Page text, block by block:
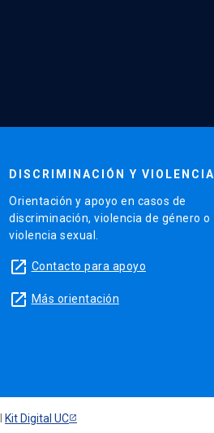
DISCRIMINACIÓN Y VIOLENCIA
Orientación y apoyo en casos de
discriminación, violencia de género o
violencia sexual.
launch Contacto para apoyo
launch Más orientación
Kit Digital UC